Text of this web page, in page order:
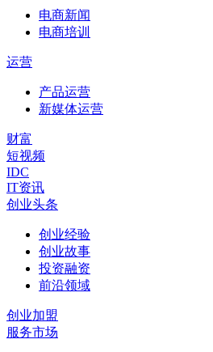
电商新闻
电商培训
运营
产品运营
新媒体运营
财富
短视频
IDC
IT资讯
创业头条
创业经验
创业故事
投资融资
前沿领域
创业加盟
服务市场